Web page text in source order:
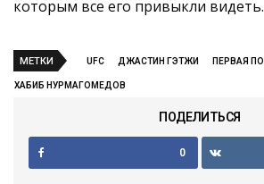
которым все его привыкли видеть.
МЕТКИ UFC ДЖАСТИН ГЭТЖИ ПЕРВАЯ
ХАБИБ НУРМАГОМЕДОВ
ПОДЕЛИТЬСЯ
0